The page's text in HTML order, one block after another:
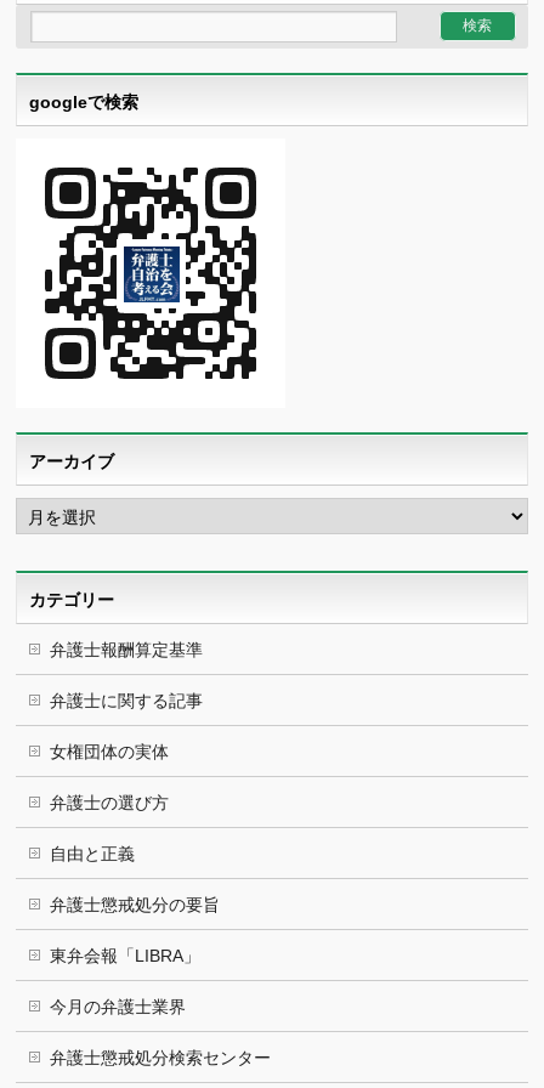
googleで検索
アーカイブ
ア
ー
カ
カテゴリー
弁護士報酬算定基準
弁護士に関する記事
女権団体の実体
弁護士の選び方
自由と正義
弁護士懲戒処分の要旨
東弁会報「LIBRA」
今月の弁護士業界
弁護士懲戒処分検索センター